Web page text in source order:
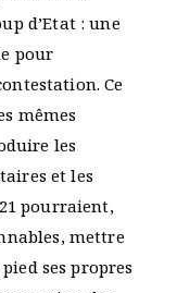
d’Etat : une
pour
Ce
mêmes
les
et les
pourraient,
mettre
ses propres